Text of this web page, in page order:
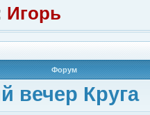
Игорь
Форум
вечер Круга